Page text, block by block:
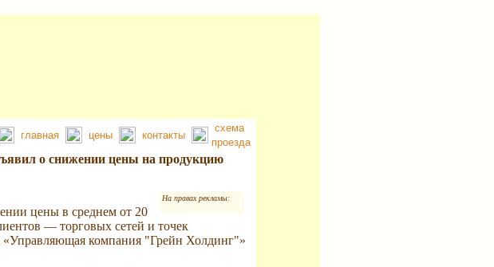
главная цены контакты
схема
проезда
о снижении цены на продукцию
На правах рекламы:
цены в среднем от 20
— торговых сетей и точек
компания "Грейн Холдинг"»